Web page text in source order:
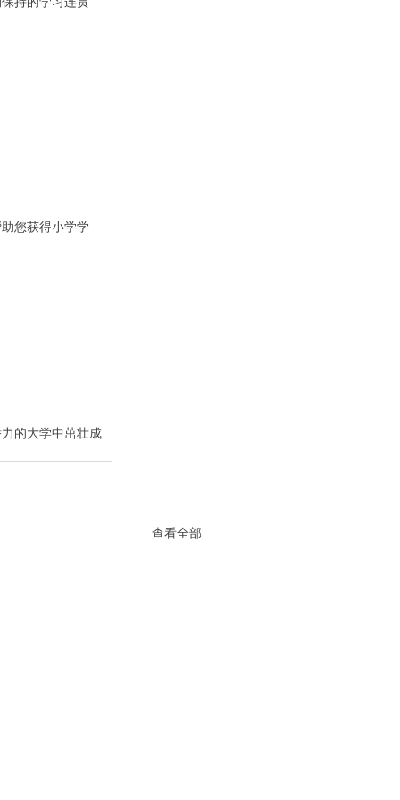
您获得小学学
的大学中茁壮成
查看全部